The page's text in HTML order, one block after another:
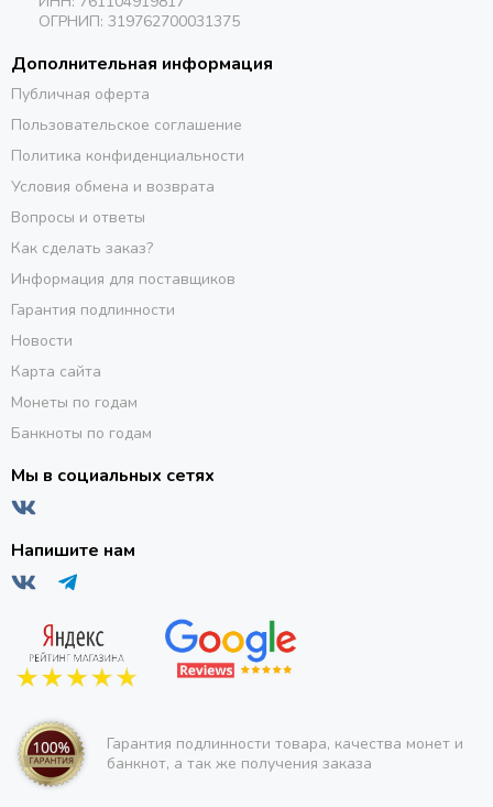
ОГРНИП: 319762700031375
Дополнительная информация
Публичная оферта
Пользовательское соглашение
Политика конфиденциальности
Условия обмена и возврата
Вопросы и ответы
Как сделать заказ?
Информация для поставщиков
Гарантия подлинности
Новости
Карта сайта
Монеты по годам
Банкноты по годам
Мы в социальных сетях
Напишите нам
Гарантия подлинности товара, качества монет и
банкнот, а так же получения заказа